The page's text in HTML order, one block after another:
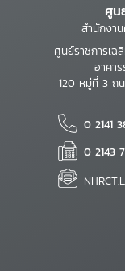
ศูน
สำนักงา
ศูนย์ราชการเ
อาคา
120 หมู่ที่ 3 ถ
0 2141
0 2143